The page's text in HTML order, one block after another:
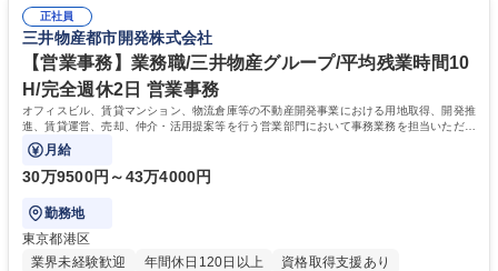
ルプロデュースしているため、商品に関わる全ての業務をサポート頂きま
す。 募集職種 東京都中央区【営業事務・貿易事務】食品商社/残業少なめ/
リモート等相談可
の強み】1991年の設立以来、外食産業を中心としたお客様の多様なニー
ズに沿った冷凍水産物等の生産・輸入・販売を一貫して手掛けています。
自社工場と海外拠点の強固な連携によるワンストップサービスが最大の強
みです。 学歴・資格 学歴：大学院 大学 語学力：英語 資格：
正社員
三井物産都市開発株式会社
【営業事務】業務職/三井物産グループ/平均残業時間10
H/完全週休2日 営業事務
オフィスビル、賃貸マンション、物流倉庫等の不動産開発事業における用地取得、開発推
進、賃貸運営、売却、仲介・活用提案等を行う営業部門において事務業務を担当いただき
ます。
月給
30万9500円～43万4000円
勤務地
東京都港区
業界未経験歓迎
年間休日120日以上
資格取得支援あり